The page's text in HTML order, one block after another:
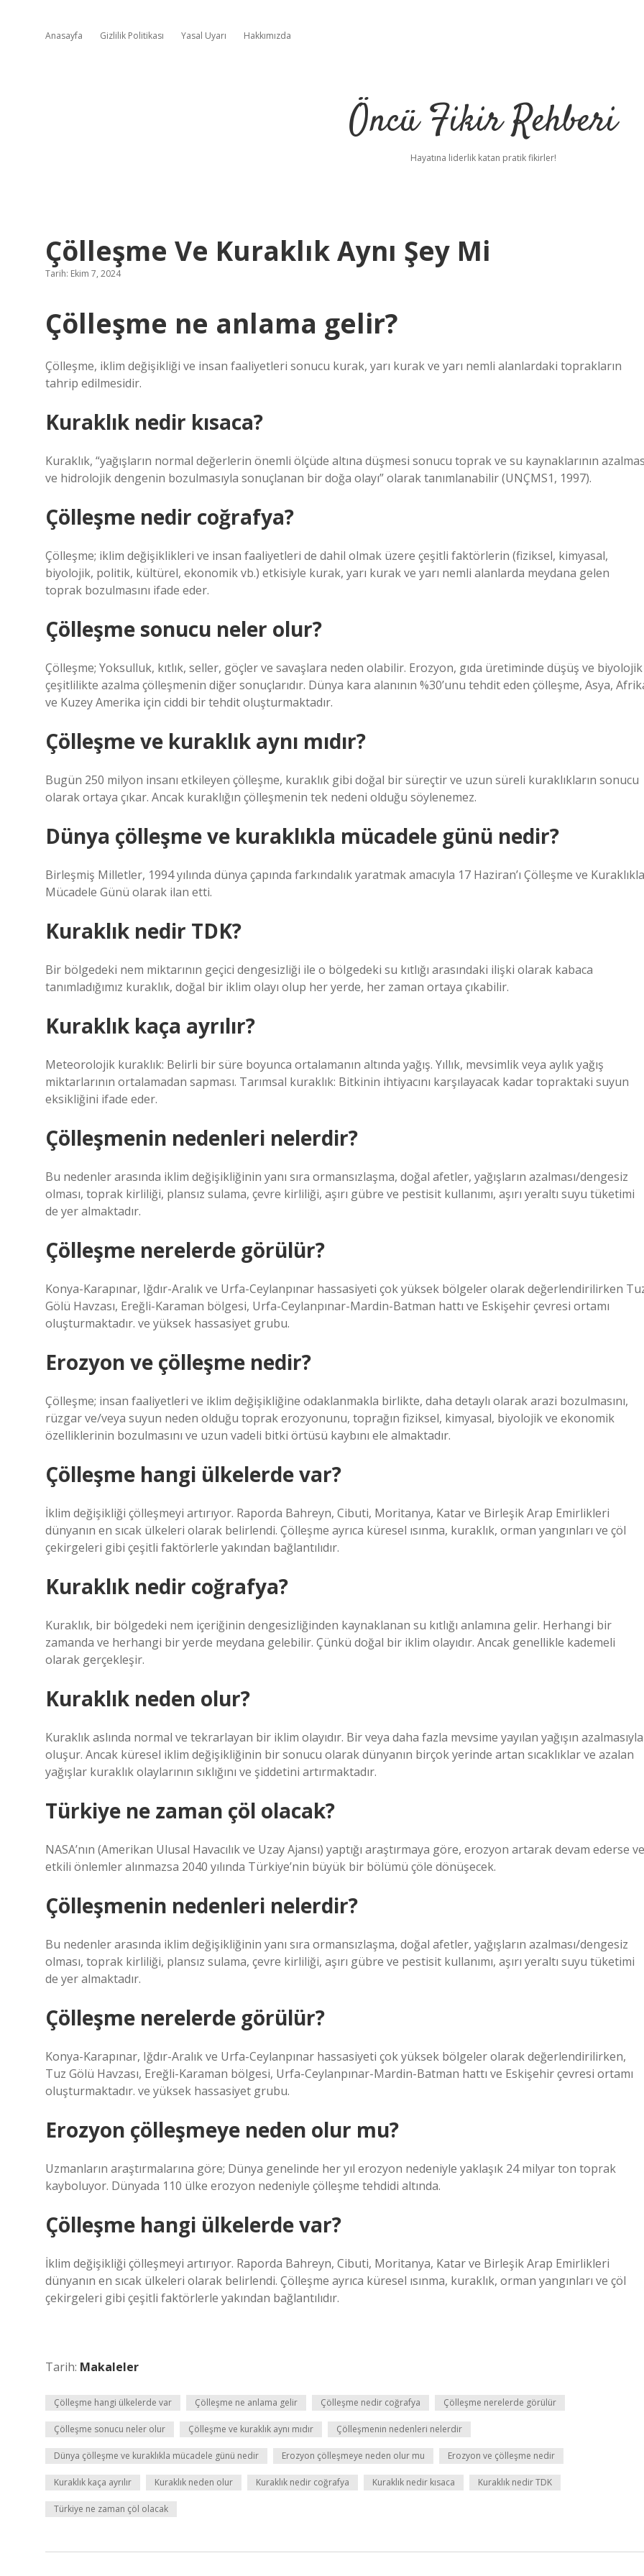
Anasayfa Gizlilik Politikası Yasal Uyarı Hakkımızda
Öncü Fikir Rehberi
Hayatına liderlik katan pratik fikirler!
Çölleşme Ve Kuraklık Aynı Şey Mi
Tarih: Ekim 7, 2024
Çölleşme ne anlama gelir?
Çölleşme, iklim değişikliği ve insan faaliyetleri sonucu kurak, yarı kurak ve yarı nemli alanlardaki toprakların
tahrip edilmesidir.
Kuraklık nedir kısaca?
Kuraklık, “yağışların normal değerlerin önemli ölçüde altına düşmesi sonucu toprak ve su kaynaklarının
ve hidrolojik dengenin bozulmasıyla sonuçlanan bir doğa olayı” olarak tanımlanabilir (UNÇMS1, 1997).
Çölleşme nedir coğrafya?
Çölleşme; iklim değişiklikleri ve insan faaliyetleri de dahil olmak üzere çeşitli faktörlerin (fiziksel, kimyasal,
biyolojik, politik, kültürel, ekonomik vb.) etkisiyle kurak, yarı kurak ve yarı nemli alanlarda meydana gelen
toprak bozulmasını ifade eder.
Çölleşme sonucu neler olur?
Çölleşme; Yoksulluk, kıtlık, seller, göçler ve savaşlara neden olabilir. Erozyon, gıda üretiminde düşüş ve biyolojik
çeşitlilikte azalma çölleşmenin diğer sonuçlarıdır. Dünya kara alanının %30’unu tehdit eden çölleşme, Asya,
ve Kuzey Amerika için ciddi bir tehdit oluşturmaktadır.
Çölleşme ve kuraklık aynı mıdır?
Bugün 250 milyon insanı etkileyen çölleşme, kuraklık gibi doğal bir süreçtir ve uzun süreli kuraklıkların sonucu
olarak ortaya çıkar. Ancak kuraklığın çölleşmenin tek nedeni olduğu söylenemez.
Dünya çölleşme ve kuraklıkla mücadele günü nedir?
Birleşmiş Milletler, 1994 yılında dünya çapında farkındalık yaratmak amacıyla 17 Haziran’ı Çölleşme ve Kuraklıkla
Mücadele Günü olarak ilan etti.
Kuraklık nedir TDK?
Bir bölgedeki nem miktarının geçici dengesizliği ile o bölgedeki su kıtlığı arasındaki ilişki olarak kabaca
tanımladığımız kuraklık, doğal bir iklim olayı olup her yerde, her zaman ortaya çıkabilir.
Kuraklık kaça ayrılır?
Meteorolojik kuraklık: Belirli bir süre boyunca ortalamanın altında yağış. Yıllık, mevsimlik veya aylık yağış
miktarlarının ortalamadan sapması. Tarımsal kuraklık: Bitkinin ihtiyacını karşılayacak kadar topraktaki suyun
eksikliğini ifade eder.
Çölleşmenin nedenleri nelerdir?
Bu nedenler arasında iklim değişikliğinin yanı sıra ormansızlaşma, doğal afetler, yağışların azalması/dengesiz
olması, toprak kirliliği, plansız sulama, çevre kirliliği, aşırı gübre ve pestisit kullanımı, aşırı yeraltı suyu tüketimi
de yer almaktadır.
Çölleşme nerelerde görülür?
Konya-Karapınar, Iğdır-Aralık ve Urfa-Ceylanpınar hassasiyeti çok yüksek bölgeler olarak değerlendirilirken
Gölü Havzası, Ereğli-Karaman bölgesi, Urfa-Ceylanpınar-Mardin-Batman hattı ve Eskişehir çevresi ortamı
oluşturmaktadır. ve yüksek hassasiyet grubu.
Erozyon ve çölleşme nedir?
Çölleşme; insan faaliyetleri ve iklim değişikliğine odaklanmakla birlikte, daha detaylı olarak arazi bozulmasını,
rüzgar ve/veya suyun neden olduğu toprak erozyonunu, toprağın fiziksel, kimyasal, biyolojik ve ekonomik
özelliklerinin bozulmasını ve uzun vadeli bitki örtüsü kaybını ele almaktadır.
Çölleşme hangi ülkelerde var?
İklim değişikliği çölleşmeyi artırıyor. Raporda Bahreyn, Cibuti, Moritanya, Katar ve Birleşik Arap Emirlikleri
dünyanın en sıcak ülkeleri olarak belirlendi. Çölleşme ayrıca küresel ısınma, kuraklık, orman yangınları ve çöl
çekirgeleri gibi çeşitli faktörlerle yakından bağlantılıdır.
Kuraklık nedir coğrafya?
Kuraklık, bir bölgedeki nem içeriğinin dengesizliğinden kaynaklanan su kıtlığı anlamına gelir. Herhangi bir
zamanda ve herhangi bir yerde meydana gelebilir. Çünkü doğal bir iklim olayıdır. Ancak genellikle kademeli
olarak gerçekleşir.
Kuraklık neden olur?
Kuraklık aslında normal ve tekrarlayan bir iklim olayıdır. Bir veya daha fazla mevsime yayılan yağışın azalmasıyla
oluşur. Ancak küresel iklim değişikliğinin bir sonucu olarak dünyanın birçok yerinde artan sıcaklıklar ve azalan
yağışlar kuraklık olaylarının sıklığını ve şiddetini artırmaktadır.
Türkiye ne zaman çöl olacak?
NASA’nın (Amerikan Ulusal Havacılık ve Uzay Ajansı) yaptığı araştırmaya göre, erozyon artarak devam ederse ve
etkili önlemler alınmazsa 2040 yılında Türkiye’nin büyük bir bölümü çöle dönüşecek.
Çölleşmenin nedenleri nelerdir?
Bu nedenler arasında iklim değişikliğinin yanı sıra ormansızlaşma, doğal afetler, yağışların azalması/dengesiz
olması, toprak kirliliği, plansız sulama, çevre kirliliği, aşırı gübre ve pestisit kullanımı, aşırı yeraltı suyu tüketimi
de yer almaktadır.
Çölleşme nerelerde görülür?
Konya-Karapınar, Iğdır-Aralık ve Urfa-Ceylanpınar hassasiyeti çok yüksek bölgeler olarak değerlendirilirken,
Tuz Gölü Havzası, Ereğli-Karaman bölgesi, Urfa-Ceylanpınar-Mardin-Batman hattı ve Eskişehir çevresi ortamı
oluşturmaktadır. ve yüksek hassasiyet grubu.
Erozyon çölleşmeye neden olur mu?
Uzmanların araştırmalarına göre; Dünya genelinde her yıl erozyon nedeniyle yaklaşık 24 milyar ton toprak
kayboluyor. Dünyada 110 ülke erozyon nedeniyle çölleşme tehdidi altında.
Çölleşme hangi ülkelerde var?
İklim değişikliği çölleşmeyi artırıyor. Raporda Bahreyn, Cibuti, Moritanya, Katar ve Birleşik Arap Emirlikleri
dünyanın en sıcak ülkeleri olarak belirlendi. Çölleşme ayrıca küresel ısınma, kuraklık, orman yangınları ve çöl
çekirgeleri gibi çeşitli faktörlerle yakından bağlantılıdır.
Tarih: Makaleler
Çölleşme hangi ülkelerde var Çölleşme ne anlama gelir Çölleşme nedir coğrafya Çölleşme nerelerde görülür
Çölleşme sonucu neler olur Çölleşme ve kuraklık aynı mıdır Çölleşmenin nedenleri nelerdir
Dünya çölleşme ve kuraklıkla mücadele günü nedir Erozyon çölleşmeye neden olur mu Erozyon ve çölleşme nedir
Kuraklık kaça ayrılır Kuraklık neden olur Kuraklık nedir coğrafya Kuraklık nedir kısaca Kuraklık nedir TDK
Türkiye ne zaman çöl olacak